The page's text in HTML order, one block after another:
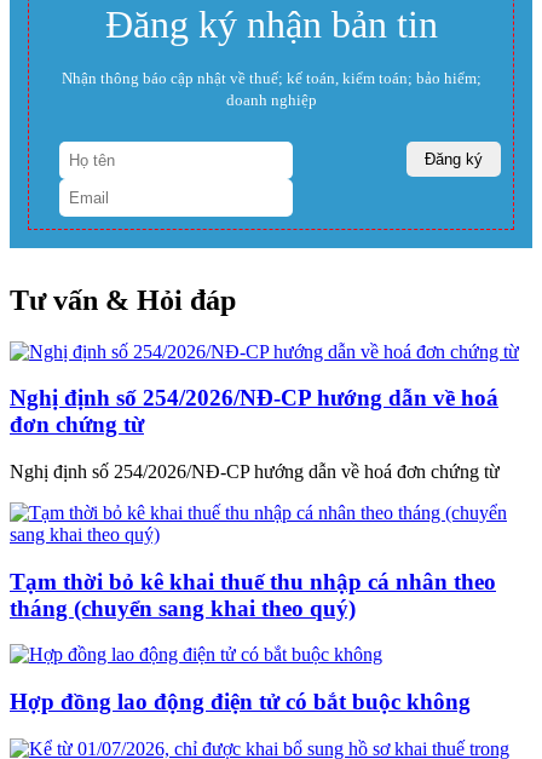
Đăng ký nhận bản tin
Nhận thông báo cập nhật về thuế; kế toán, kiểm toán; bảo hiểm;
doanh nghiệp
Tư vấn & Hỏi đáp
Nghị định số 254/2026/NĐ-CP hướng dẫn về hoá
đơn chứng từ
Nghị định số 254/2026/NĐ-CP hướng dẫn về hoá đơn chứng từ
Tạm thời bỏ kê khai thuế thu nhập cá nhân theo
tháng (chuyển sang khai theo quý)
Hợp đồng lao động điện tử có bắt buộc không